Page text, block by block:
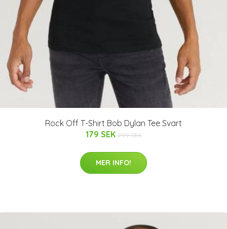
Rock Off T-Shirt Bob Dylan Tee Svart
179 SEK 299 SEK
MER INFO!